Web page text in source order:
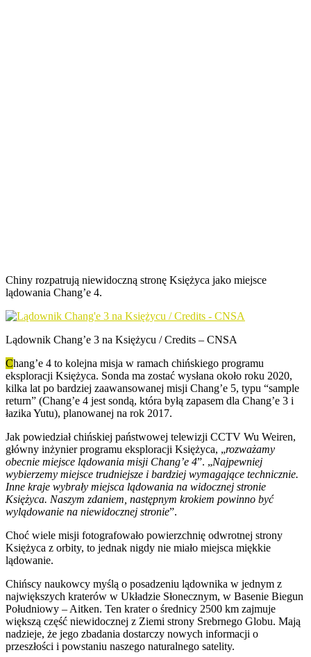
Chiny rozpatrują niewidoczną stronę Księżyca jako miejsce
lądowania Chang’e 4.
Lądownik Chang’e 3 na Księżycu / Credits – CNSA
Chang’e 4 to kolejna misja w ramach chińskiego programu
eksploracji Księżyca. Sonda ma zostać wysłana około roku 2020,
kilka lat po bardziej zaawansowanej misji Chang’e 5, typu “sample
return” (Chang’e 4 jest sondą, która byłą zapasem dla Chang’e 3 i
łazika Yutu), planowanej na rok 2017.
Jak powiedział chińskiej państwowej telewizji CCTV Wu Weiren,
główny inżynier programu eksploracji Księżyca, „rozważamy
obecnie miejsce lądowania misji Chang’e 4”. „Najpewniej
wybierzemy miejsce trudniejsze i bardziej wymagające technicznie.
Inne kraje wybrały miejsca lądowania na widocznej stronie
Księżyca. Naszym zdaniem, następnym krokiem powinno być
wylądowanie na niewidocznej stronie”.
Choć wiele misji fotografowało powierzchnię odwrotnej strony
Księżyca z orbity, to jednak nigdy nie miało miejsca miękkie
lądowanie.
Chińscy naukowcy myślą o posadzeniu lądownika w jednym z
największych kraterów w Układzie Słonecznym, w Basenie Biegun
Południowy – Aitken. Ten krater o średnicy 2500 km zajmuje
większą część niewidocznej z Ziemi strony Srebrnego Globu. Mają
nadzieje, że jego zbadania dostarczy nowych informacji o
przeszłości i powstaniu naszego naturalnego satelity.